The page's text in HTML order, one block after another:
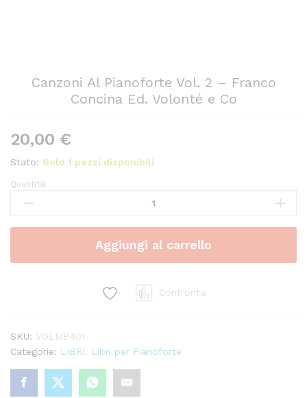
Canzoni Al Pianoforte Vol. 2 – Franco
Concina Ed. Volonté e Co
20,00 €
Stato: Solo 1 pezzi disponibili
Canzoni
Vol.
-
e
Co
quantity
Quantità:
Aggiungi al carrello
Confronta
SKU: VOLMB401
Categorie: LIBRI Libri per Pianoforte